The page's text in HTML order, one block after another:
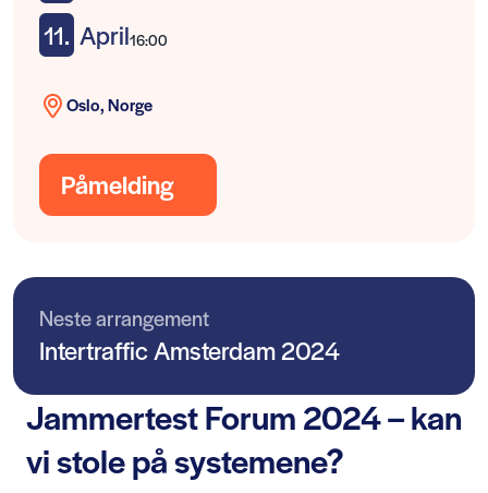
11. April16:00
Oslo, Norge
Påmelding
Neste arrangement
Intertraffic Amsterdam 2024
Jammertest Forum 2024 – kan
vi stole på systemene?